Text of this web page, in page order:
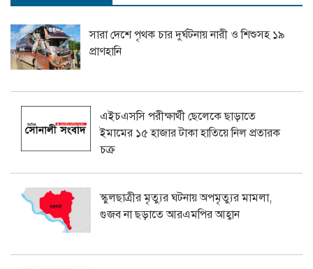
সারা দেশে পৃথক চার দুর্ঘটনায় নারী ও শিশুসহ ১৯
প্রাণহানি
এইচএসসি পরীক্ষার্থী ছেলেকে ছাড়াতে
ইমামের ১৫ হাজার টাকা হাতিয়ে নিল প্রতারক
চক্র
স্কুলছাত্রীর মৃত্যুর ঘটনায় অপমৃত্যুর মামলা,
গুজব না ছড়াতে আরএমপির আহ্বান